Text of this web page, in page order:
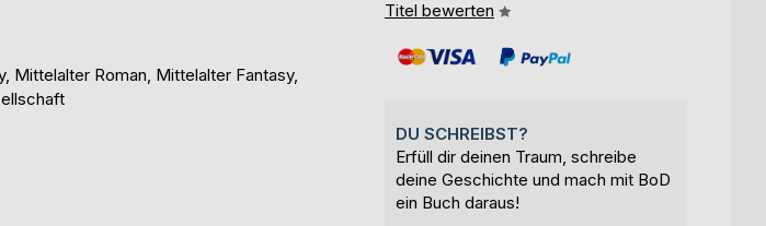
Mittelalter Roman, Mittelalter Fantasy,
Titel bewerten
DU SCHREIBST?
Erfüll dir deinen Traum, schreibe
deine Geschichte und mach mit BoD
ein Buch daraus!